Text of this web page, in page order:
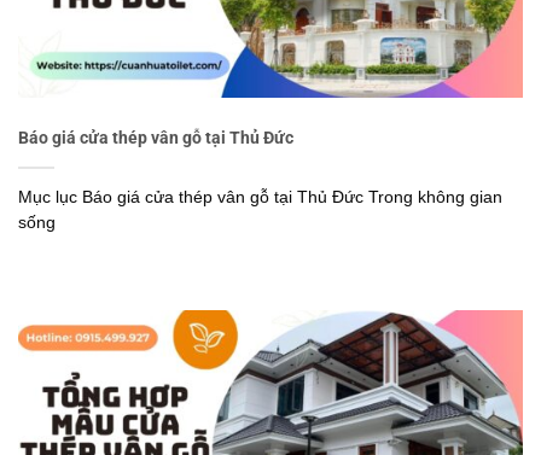
Báo giá cửa thép vân gỗ tại Thủ Đức
Mục lục Báo giá cửa thép vân gỗ tại Thủ Đức Trong không gian
sống